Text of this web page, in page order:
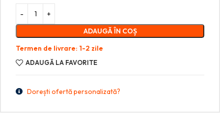
ADAUGĂ ÎN COȘ
Termen de livrare: 1-2 zile
ADAUGĂ LA FAVORITE
Dorești ofertă personalizată?